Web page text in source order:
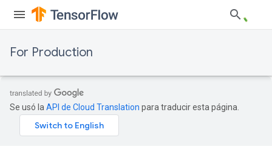
For Production
Se usó la API de Cloud Translation para traducir esta página.